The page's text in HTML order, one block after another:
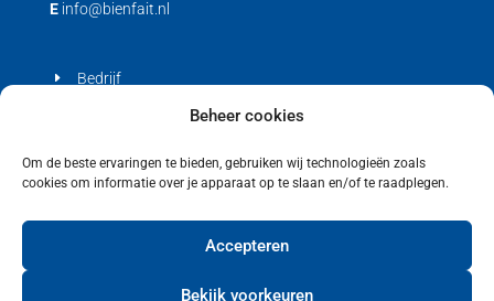
Beheer cookies
Om de beste ervaringen te bieden, gebruiken wij technologieën zoals
cookies om informatie over je apparaat op te slaan en/of te raadplegen.
Accepteren
Bekijk voorkeuren
E info@bienfait.nl
Bedrijf
Cookiebeleid (EU)